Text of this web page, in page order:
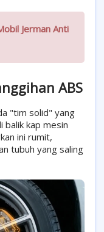
Jerman Anti
ABS
"tim solid" yang
balik kap mesin
ini rumit,
tubuh yang saling